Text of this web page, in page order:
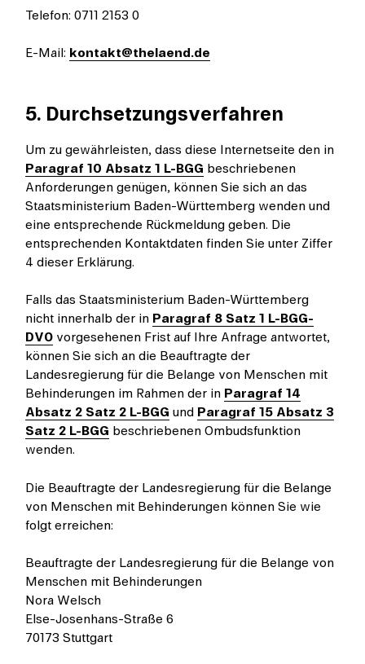
Telefon: 0711 2153 0
E-Mail: kontakt@thelaend.de
5. Durchsetzungsverfahren
Um zu gewährleisten, dass diese Internetseite den in
Paragraf 10 Absatz 1 L-BGG beschriebenen
Anforderungen genügen, können Sie sich an das
Staatsministerium Baden-Württemberg wenden und
eine entsprechende Rückmeldung geben. Die
entsprechenden Kontaktdaten finden Sie unter Ziffer
4 dieser Erklärung.
Falls das Staatsministerium Baden-Württemberg
nicht innerhalb der in Paragraf 8 Satz 1 L-BGG-
DVO vorgesehenen Frist auf Ihre Anfrage antwortet,
können Sie sich an die Beauftragte der
Landesregierung für die Belange von Menschen mit
Behinderungen im Rahmen der in Paragraf 14
Absatz 2 Satz 2 L-BGG und Paragraf 15 Absatz 3
Satz 2 L-BGG beschriebenen Ombudsfunktion
wenden.
Die Beauftragte der Landesregierung für die Belange
von Menschen mit Behinderungen können Sie wie
folgt erreichen:
Beauftragte der Landesregierung für die Belange von
Menschen mit Behinderungen
Nora Welsch
Else-Josenhans-Straße 6
70173 Stuttgart